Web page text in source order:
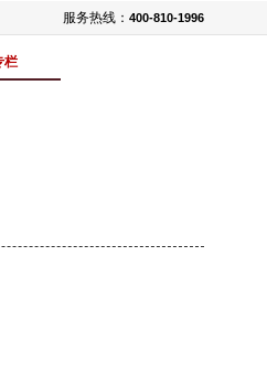
服务热线： 400-810-1996
栏